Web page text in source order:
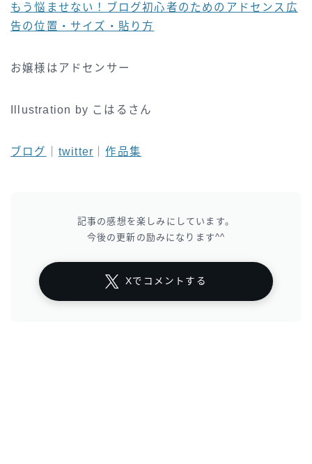
もう悩ませない！ブログ初心者のためのアドセンス広
告の位置・サイズ・貼り方
お嬢様はアドセンサー
Illustration by こはるさん
ブログ twitter ｜作品集
記事の感想を楽しみにしています。
今後の更新の励みになります^^
Xでコメントする